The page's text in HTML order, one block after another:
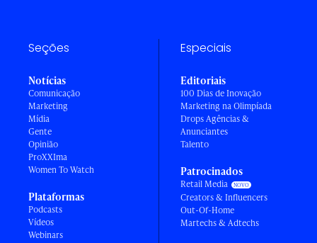
Seções
Notícias
Comunicação
Marketing
Mídia
Gente
Opinião
ProXXIma
Women To Watch
Plataformas
Podcasts
Vídeos
Webinars
Especiais
Editoriais
100 Dias de Inovação
Marketing na Olimpíada
Drops Agências &
Anunciantes
Talento
Patrocinados
Retail Media
Creators & Influencers
Out-Of-Home
Martechs & Adtechs